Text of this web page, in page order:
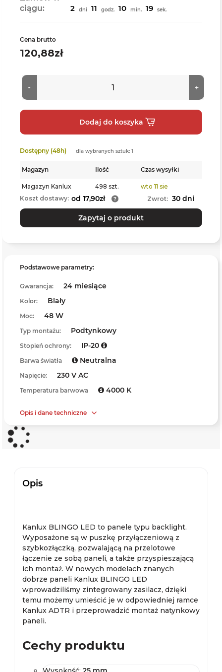
ciągu:
2 dni 11 godz. 10 min. 18 sek.
Cena brutto
120,88zł
Dostępny (48h) dla wybranych sztuk: 1
Magazyn Ilość Czas wysyłki
Magazyn Kanlux 498 szt.
wto 11 sie
Koszt dostawy: od 17,90zł Zwrot: 30 dni
Zapytaj o produkt
Podstawowe parametry:
Gwarancja: 24 miesiące
Kolor: Biały
Moc: 48 W
Typ montażu: Podtynkowy
Stopień ochrony: IP-20
Barwa światła Neutralna
Napięcie: 230 V AC
Temperatura barwowa 4000 K
Opis i dane techniczne
Opis
Kanlux BLINGO LED to panele typu backlight.
Wyposażone są w puszkę przyłączeniową z
szybkozłączką, pozwalającą na przelotowe
łączenie ze sobą paneli, a także przyspieszającą
ich montaż. W nowych modelach znanych
dobrze paneli Kanlux BLINGO LED
wprowadziliśmy zintegrowany zasilacz, dzięki
temu możemy umieścić je w odpowiedniej ramce
Kanlux ADTR i przeprowadzić montaż natynkowy
paneli.
Cechy produktu